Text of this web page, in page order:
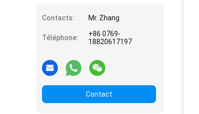
Contacts: Mr. Zhang
Téléphone:
+86 0769-
18820617197
Contact